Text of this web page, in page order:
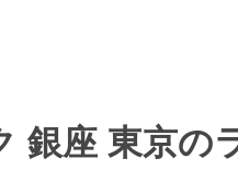
銀座 東京の